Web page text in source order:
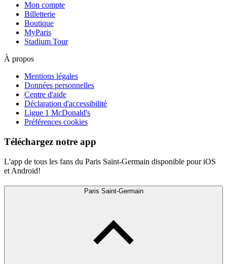
Mon compte
Billetterie
Boutique
MyParis
Stadium Tour
À propos
Mentions légales
Données personnelles
Centre d'aide
Déclaration d'accessibilité
Ligue 1 McDonald's
Préférences cookies
Téléchargez notre app
L'app de tous les fans du Paris Saint-Germain disponible pour iOS
et Android!
Paris Saint-Germain